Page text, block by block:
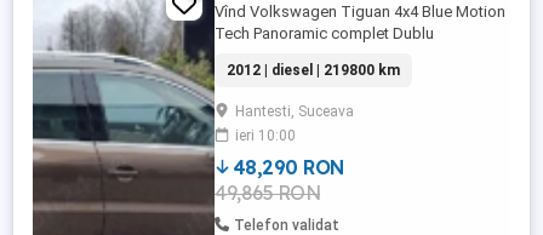
Vînd Volkswagen Tiguan 4x4 Blue Motion
Tech Panoramic complet Dublu
screen Geamuri și oglinzi electrice-
rabatabile Senzori parcare față-spate
Senzori lumini și ploaie Sistem hands-free
Scaun șofer reglabil electric Scaune
Sport cu încălzire Cutie manuală ...
2012 | diesel | 219800 km
Hantesti, Suceava
ieri 10:00
48,290 RON
49,865 RON
Telefon validat